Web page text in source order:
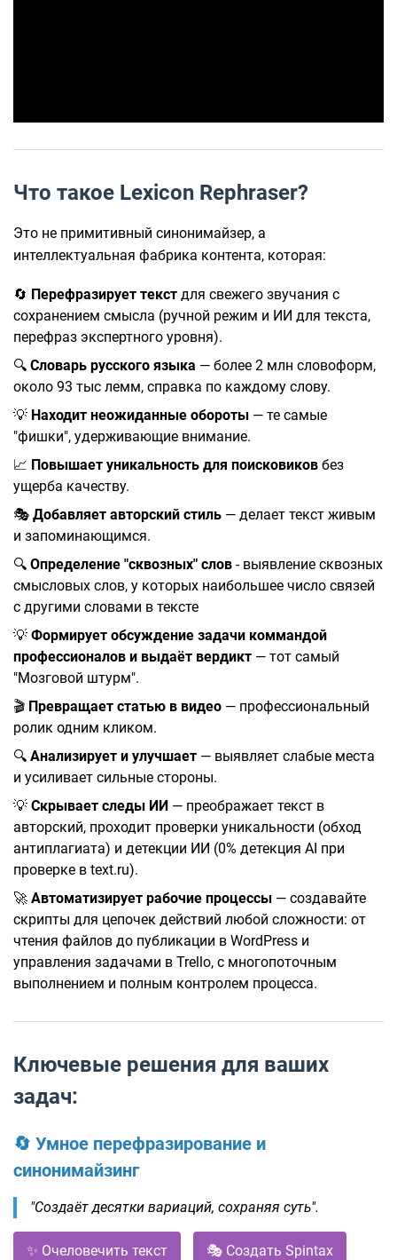
Что такое Lexicon Rephraser?
Это не примитивный синонимайзер, а
интеллектуальная фабрика контента, которая:
🔄 Перефразирует текст для свежего звучания с
сохранением смысла (ручной режим и ИИ для текста,
перефраз экспертного уровня).
🔍 Словарь русского языка — более 2 млн словоформ,
около 93 тыс лемм, справка по каждому слову.
💡 Находит неожиданные обороты — те самые
"фишки", удерживающие внимание.
📈 Повышает уникальность для поисковиков без
ущерба качеству.
🎭 Добавляет авторский стиль — делает текст живым
и запоминающимся.
🔍 Определение "сквозных" слов - выявление сквозных
смысловых слов, у которых наибольшее число связей
с другими словами в тексте
💡 Формирует обсуждение задачи коммандой
профессионалов и выдаёт вердикт — тот самый
"Мозговой штурм".
🎬 Превращает статью в видео — профессиональный
ролик одним кликом.
🔍 Анализирует и улучшает — выявляет слабые места
и усиливает сильные стороны.
💡 Скрывает следы ИИ — преображает текст в
авторский, проходит проверки уникальности (обход
антиплагиата) и детекции ИИ (0% детекция AI при
проверке в text.ru).
🚀 Автоматизирует рабочие процессы — создавайте
скрипты для цепочек действий любой сложности: от
чтения файлов до публикации в WordPress и
управления задачами в Trello, с многопоточным
выполнением и полным контролем процесса.
Ключевые решения для ваших
задач:
🔄 Умное перефразирование и
синонимайзинг
"Создаёт десятки вариаций, сохраняя суть".
✨ Очеловечить текст 🎭 Создать Spintax